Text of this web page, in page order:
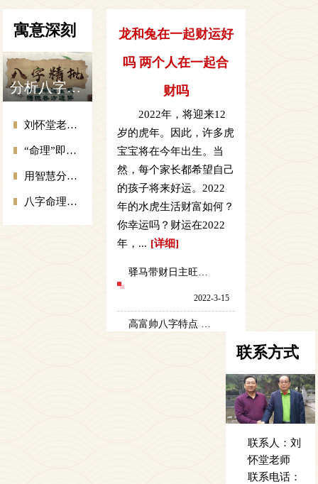
寓意深刻
分析八字五行命理，批测四柱八字命理
刘怀堂老师预测：命理先知一日,人生富贵十年
“命理”即命运之理，“学”即传统术数预测命运
用智慧分析健康、财运、感情、事业、学业等
八字命理分析技巧通过五行运转形成人的命运
龙和兔在一起财运好
吗 两个人在一起合
财吗
2022年，将迎来12
岁的虎年。因此，许多虎
宝宝将在今年出生。当
然，每个家长都希望自己
的孩子将来好运。2022
年的水虎生活财富如何？
你幸运吗？财运在2022
年，... [详细]
驿马带财日主旺是什么 八字算命歌诀详解
2022-3-15
高富帅八字特点 富二代的男人
2022-3-13
联系方式
联系人：刘
怀堂老师
联系电话：